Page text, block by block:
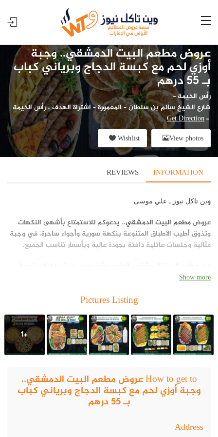
عروض مطعم البيت الدمشقي.. وجبة
أوزي لحم مع كبسة الدجاج وبرياني كباب
بـ 55 درهم
رأس الخيمة-
شارع الشيخ سالم بن سلطان – المعمورة – اشتراة الهدف ـ رأس الخيمة
-
Get Direction
View photos
Wishlist
INFORMATION
REVIEWS
وين تاكل نيوز ـ علي موسى
عروضمطعم البيت الدمشقي.. يدعوكم للاستمتاع بأشهى النكهات
وتذوق أطيب الاطباق المتنوعة بنكهة سورية وأجواء ساحرة، في وجبة
مثالية وجلسات عائلية دافئة بجودة عالية وبأسعار تناسب الجميع.
الأذواق المتنوعة والشهية المميزة التي صنعت بأيدي خبراء مهرة
فريد مع “الثقافة العربية”.
موقع مطعم البيت الدمشقي
يقع مطعم البيت الدمشقي، في شارع الشيخ سالم بن سلطان –
الإمارات العربية المتحدة
قائمة طعام منيو مطعم البيت الدمشقي
عالمية، تجمع بين أصالة المطبخ الإماراتي، ويتميز المطعم بتصميمه
Show more
Pictures Listing
+1
How to get to عروض مطعم البيت الدمشقي..
وجبة أوزي لحم مع كبسة الدجاج وبرياني كباب
بـ 55 درهم
Address